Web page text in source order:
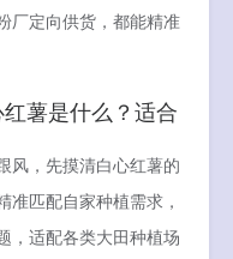
厂定向供货，都能精准
薯是什么？适合
风，先摸清白心红薯的
匹配自家种植需求，
，适配各类大田种植场